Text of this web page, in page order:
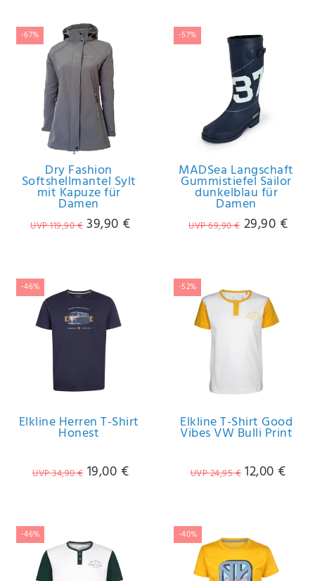
-67%
Dry Fashion
Softshellmantel Sylt
mit Kapuze für
Damen
UVP 119,90 € 39,90 €
-57%
MADSea Langschaft
Gummistiefel Sailor
dunkelblau für
Damen
UVP 69,90 € 29,90 €
-46%
Elkline Herren T-Shirt
Honest
UVP 34,90 € 19,00 €
-52%
Elkline T-Shirt Good
Vibes VW Bulli Print
UVP 24,95 € 12,00 €
-46% -40%